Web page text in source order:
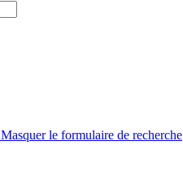
Masquer le formulaire de recherche